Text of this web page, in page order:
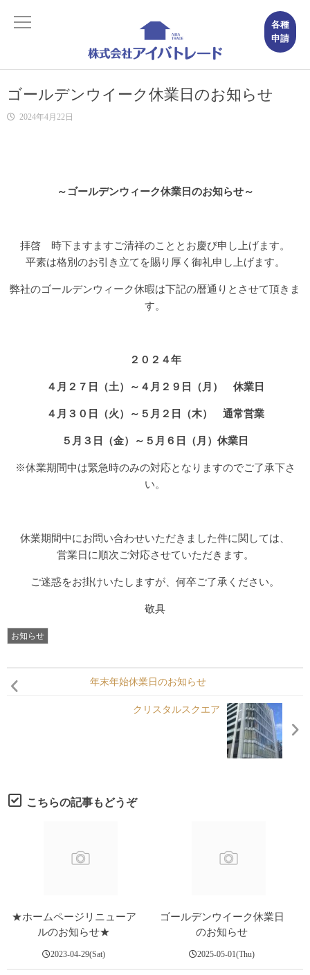
各種
申請
Home
Realestate Consulting
Building Consulting
Management
Archives
建物
Building
Parking
お問い合わせ
Contact
各種申請
ゴールデンウイーク休業日のお知らせ
2024年4月22日
～ゴールデンウィーク休業日のお知らせ～
拝啓 時下ますますご清祥のこととお慶び申し上げます。
平素は格別のお引き立てを賜り厚く御礼申し上げます。
弊社のゴールデンウィーク休暇は下記の暦通りとさせて頂きま
す。
２０２４年
４月２７日（土）～４月２９日（月） 休業日
４月３０日（火）～５月２日（木） 通常営業
５月３日（金）～５月６日（月）休業日
※休業期間中は緊急時のみの対応となりますのでご了承下さ
い。
休業期間中にお問い合わせいただきました件に関しては、
営業日に順次ご対応させていただきます。
ご迷惑をお掛けいたしますが、何卒ご了承ください。
敬具
お知らせ
年末年始休業日のお知らせ
クリスタルスクエア
こちらの記事もどうぞ
★ホームページリニューア
ルのお知らせ★
2023-04-29(Sat)
ゴールデンウイーク休業日
のお知らせ
2025-05-01(Thu)